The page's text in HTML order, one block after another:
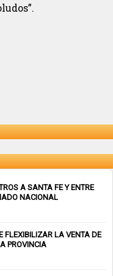
A SANTA FE Y ENTRE
NACIONAL
FLEXIBILIZAR LA VENTA DE
PROVINCIA